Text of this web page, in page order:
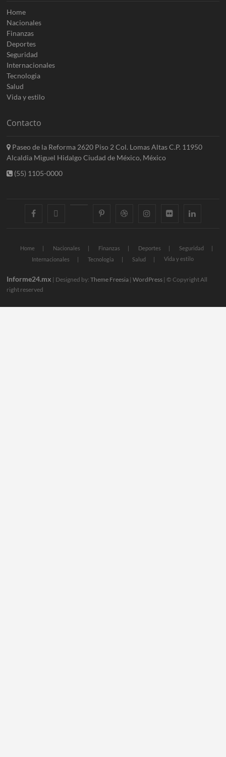
Home
Nacionales
Finanzas
Deportes
Seguridad
Internacionales
Tecnologia
Salud
Vida y estilo
Contacto
Paseo de la Reforma 2620 Piso 2 Col. Lomas Altas C.P. 11950
Alcaldia Miguel Hidalgo Ciudad de México, México
(55) 1105-0000
facebook googlepluspinterestdribbble instagramflickr linkedin
Home Nacionales Finanzas Deportes
Seguridad
Internacionales
Tecnologia Salud Vida y estilo
Informe24.mx | Designed by:Theme Freesia |WordPress | © Copyright All
right reserved